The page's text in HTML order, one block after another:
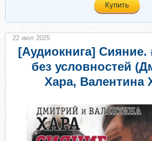
Купить
[Аудиокнига]
без условностей
Хара, Валентина
22 июл 2025